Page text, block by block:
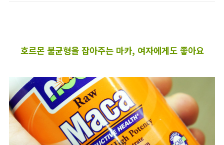
호르몬 불균형을 잡아주는 마카, 여자에게도 좋아요